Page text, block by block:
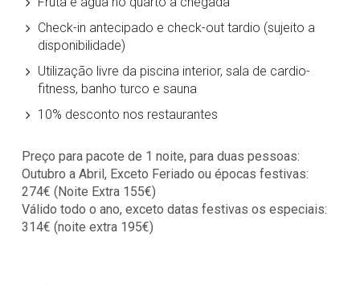
Check-in antecipado e check-out tardio (sujeito a
disponibilidade)
Utilização livre da piscina interior, sala de cardio-
fitness, banho turco e sauna
10% desconto nos restaurantes
Preço para pacote de 1 noite, para duas pessoas:
Outubro a Abril, Exceto Feriado ou épocas festivas:
274€ (Noite Extra 155€)
Válido todo o ano, exceto datas festivas os especiais:
314€ (noite extra 195€)